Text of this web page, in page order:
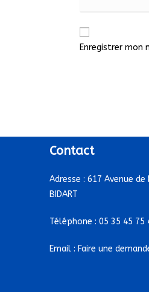
Enregistrer mon
Contact
Adresse :617 Avenue de
BIDART
Téléphone :05 35 45 75
Email : Faire une